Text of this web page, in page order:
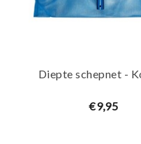
Diepte schepnet -
€9,95